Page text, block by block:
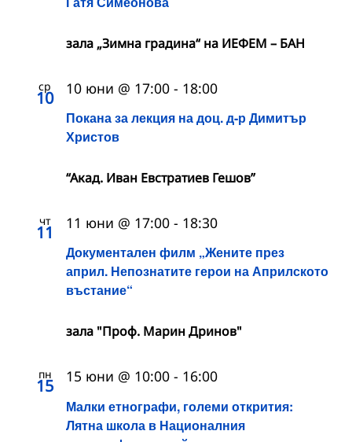
зала „Зимна градина“ на ИЕФЕМ – БАН
ср
10
Покана за лекция на доц. д-р Димитър
Христов
10 юни @ 17:00 - 18:00
“Акад. Иван Евстратиев Гешов”
чт
11
Документален филм „Жените през
април. Непознатите герои на Априлското
въстание“
11 юни @ 17:00 - 18:30
зала "Проф. Марин Дринов"
пн
15
Малки етнографи, големи открития:
Лятна школа в Националния
15 юни @ 10:00 - 16:00